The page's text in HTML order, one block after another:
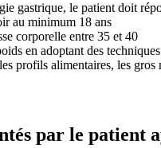
gastrique, le patient doit
au minimum 18 ans
corporelle entre 35 et 40
en adoptant des
profils alimentaires, les
par le patient